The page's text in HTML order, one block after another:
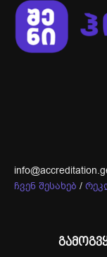
ჩვენ შესახებ /